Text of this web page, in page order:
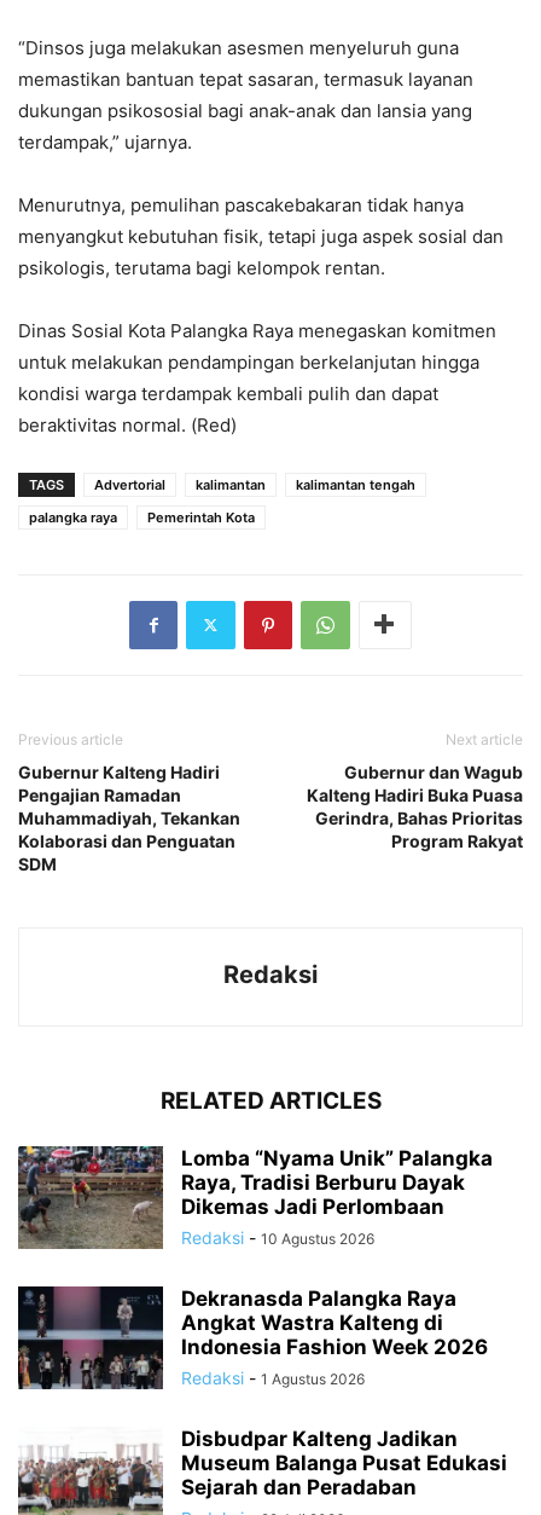
“Dinsos juga melakukan asesmen menyeluruh guna
memastikan bantuan tepat sasaran, termasuk layanan
dukungan psikososial bagi anak-anak dan lansia yang
terdampak,” ujarnya.
Menurutnya, pemulihan pascakebakaran tidak hanya
menyangkut kebutuhan fisik, tetapi juga aspek sosial dan
psikologis, terutama bagi kelompok rentan.
Dinas Sosial Kota Palangka Raya menegaskan komitmen
untuk melakukan pendampingan berkelanjutan hingga
kondisi warga terdampak kembali pulih dan dapat
beraktivitas normal. (Red)
TAGS Advertorial kalimantan
kalimantan tengah
palangka raya
Pemerintah Kota
Previous article
Gubernur Kalteng Hadiri
Pengajian Ramadan
Muhammadiyah, Tekankan
Kolaborasi dan Penguatan
SDM
Next article
Gubernur dan Wagub
Kalteng Hadiri Buka Puasa
Gerindra, Bahas Prioritas
Program Rakyat
Redaksi
RELATED ARTICLES
Lomba “Nyama Unik” Palangka
Raya, Tradisi Berburu Dayak
Dikemas Jadi Perlombaan
Redaksi - 10 Agustus 2026
Dekranasda Palangka Raya
Angkat Wastra Kalteng di
Indonesia Fashion Week 2026
Redaksi - 1 Agustus 2026
Disbudpar Kalteng Jadikan
Museum Balanga Pusat Edukasi
Sejarah dan Peradaban